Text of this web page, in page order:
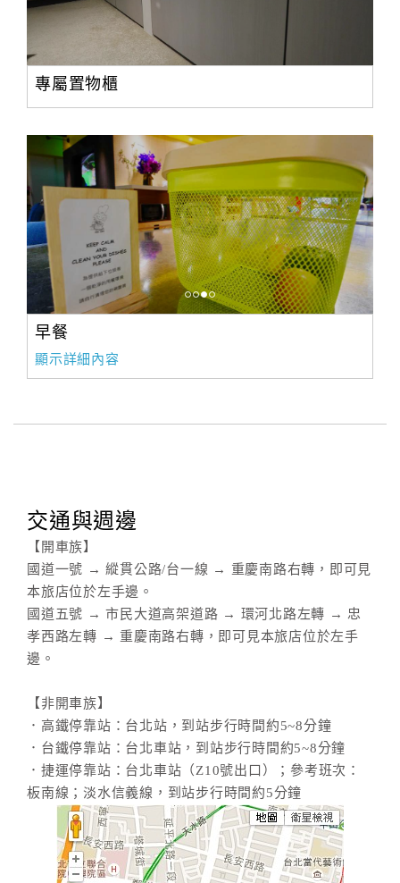
專屬置物櫃
早餐
顯示詳細內容
交通與週邊
【開車族】
國道一號 → 縱貫公路/台一線 → 重慶南路右轉，即可見
本旅店位於左手邊。
國道五號 → 市民大道高架道路 → 環河北路左轉 → 忠
孝西路左轉 → 重慶南路右轉，即可見本旅店位於左手
邊。
【非開車族】
．高鐵停靠站：台北站，到站步行時間約5~8分鐘
．台鐵停靠站：台北車站，到站步行時間約5~8分鐘
．捷運停靠站：台北車站（Z10號出口）；參考班次：
板南線；淡水信義線，到站步行時間約5分鐘